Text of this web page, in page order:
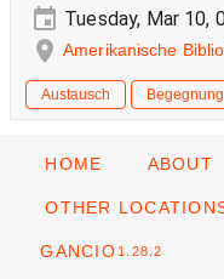
Tuesday, Mar 10,
Amerikanische
Austausch Begegnung
HOME ABOUT
OTHER
GANCIO 1.28.2